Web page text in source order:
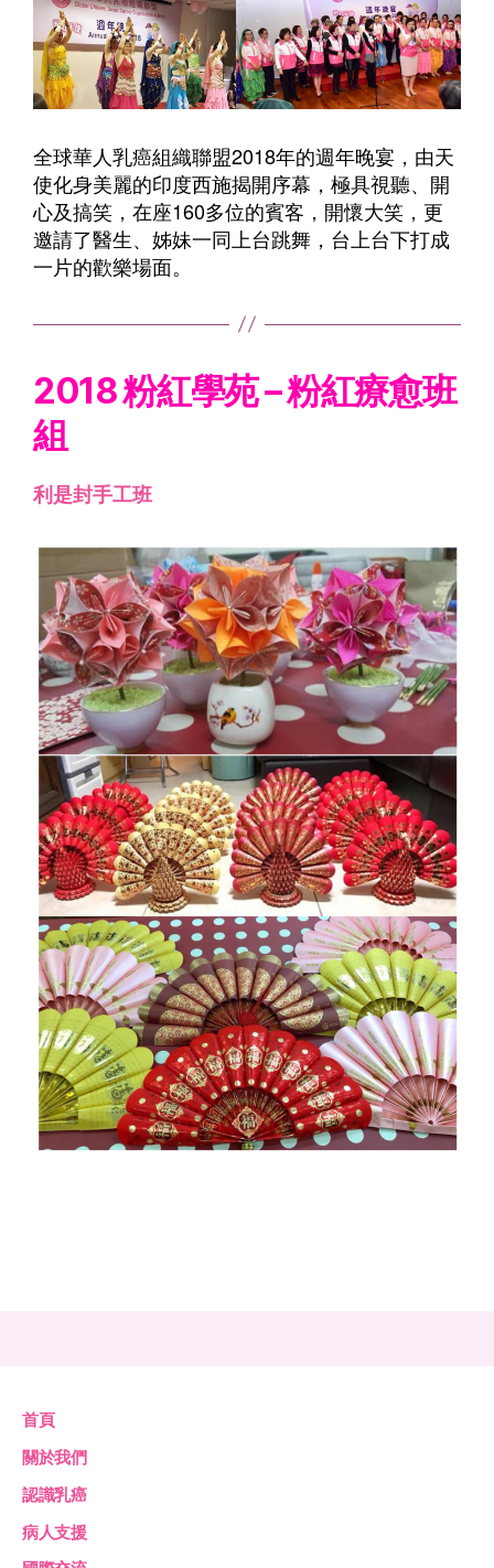
全球華人乳癌組織聯盟2018年的週年晚宴，由天
使化身美麗的印度西施揭開序幕，極具視聽、開
心及搞笑，在座160多位的賓客，開懷大笑，更
邀請了醫生、姊妹一同上台跳舞，台上台下打成
一片的歡樂場面。
2018 粉紅學苑 –粉紅療愈班
組
利是封手工班
首頁
關於我們
認識乳癌
病人支援